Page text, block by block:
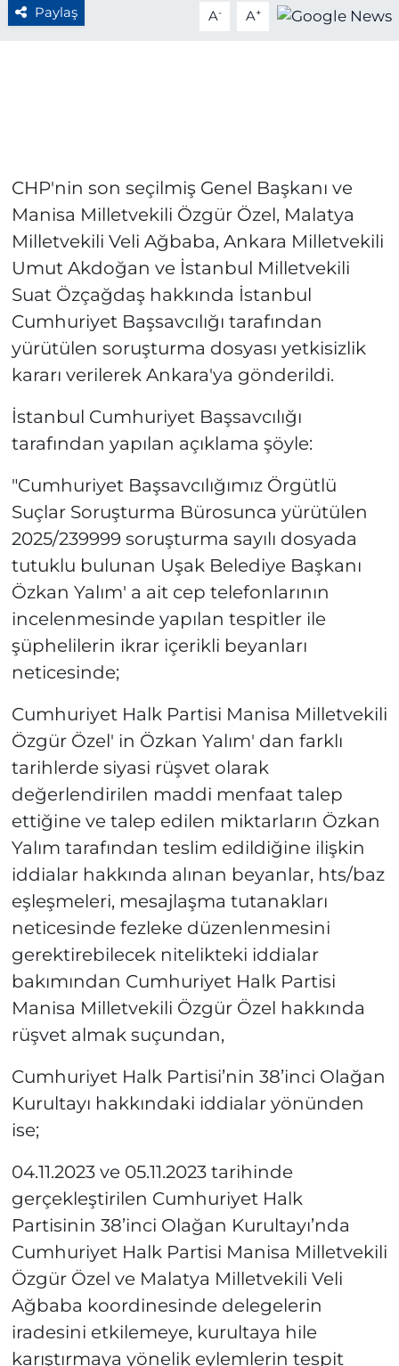
Paylaş A- A+
CHP'nin son seçilmiş Genel Başkanı ve
Manisa Milletvekili Özgür Özel, Malatya
Milletvekili Veli Ağbaba, Ankara Milletvekili
Umut Akdoğan ve İstanbul Milletvekili
Suat Özçağdaş hakkında İstanbul
Cumhuriyet Başsavcılığı tarafından
yürütülen soruşturma dosyası yetkisizlik
kararı verilerek Ankara'ya gönderildi.
İstanbul Cumhuriyet Başsavcılığı
tarafından yapılan açıklama şöyle:
"Cumhuriyet Başsavcılığımız Örgütlü
Suçlar Soruşturma Bürosunca yürütülen
2025/239999 soruşturma sayılı dosyada
tutuklu bulunan Uşak Belediye Başkanı
Özkan Yalım' a ait cep telefonlarının
incelenmesinde yapılan tespitler ile
şüphelilerin ikrar içerikli beyanları
neticesinde;
Cumhuriyet Halk Partisi Manisa Milletvekili
Özgür Özel' in Özkan Yalım' dan farklı
tarihlerde siyasi rüşvet olarak
değerlendirilen maddi menfaat talep
ettiğine ve talep edilen miktarların Özkan
Yalım tarafından teslim edildiğine ilişkin
iddialar hakkında alınan beyanlar, hts/baz
eşleşmeleri, mesajlaşma tutanakları
neticesinde fezleke düzenlenmesini
gerektirebilecek nitelikteki iddialar
bakımından Cumhuriyet Halk Partisi
Manisa Milletvekili Özgür Özel hakkında
rüşvet almak suçundan,
Cumhuriyet Halk Partisi’nin 38’inci Olağan
Kurultayı hakkındaki iddialar yönünden
ise;
04.11.2023 ve 05.11.2023 tarihinde
gerçekleştirilen Cumhuriyet Halk
Partisinin 38’inci Olağan Kurultayı’nda
Cumhuriyet Halk Partisi Manisa Milletvekili
Özgür Özel ve Malatya Milletvekili Veli
Ağbaba koordinesinde delegelerin
iradesini etkilemeye, kurultaya hile
karıştırmaya yönelik eylemlerin tespit
RESMİ İLAN